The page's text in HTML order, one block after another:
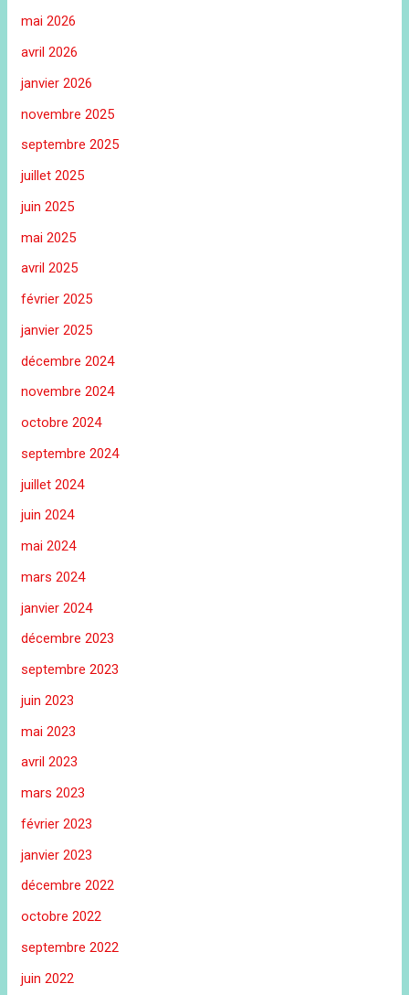
mai 2026
avril 2026
janvier 2026
novembre 2025
septembre 2025
juillet 2025
juin 2025
mai 2025
avril 2025
février 2025
janvier 2025
décembre 2024
novembre 2024
octobre 2024
septembre 2024
juillet 2024
juin 2024
mai 2024
mars 2024
janvier 2024
décembre 2023
septembre 2023
juin 2023
mai 2023
avril 2023
mars 2023
février 2023
janvier 2023
décembre 2022
octobre 2022
septembre 2022
juin 2022